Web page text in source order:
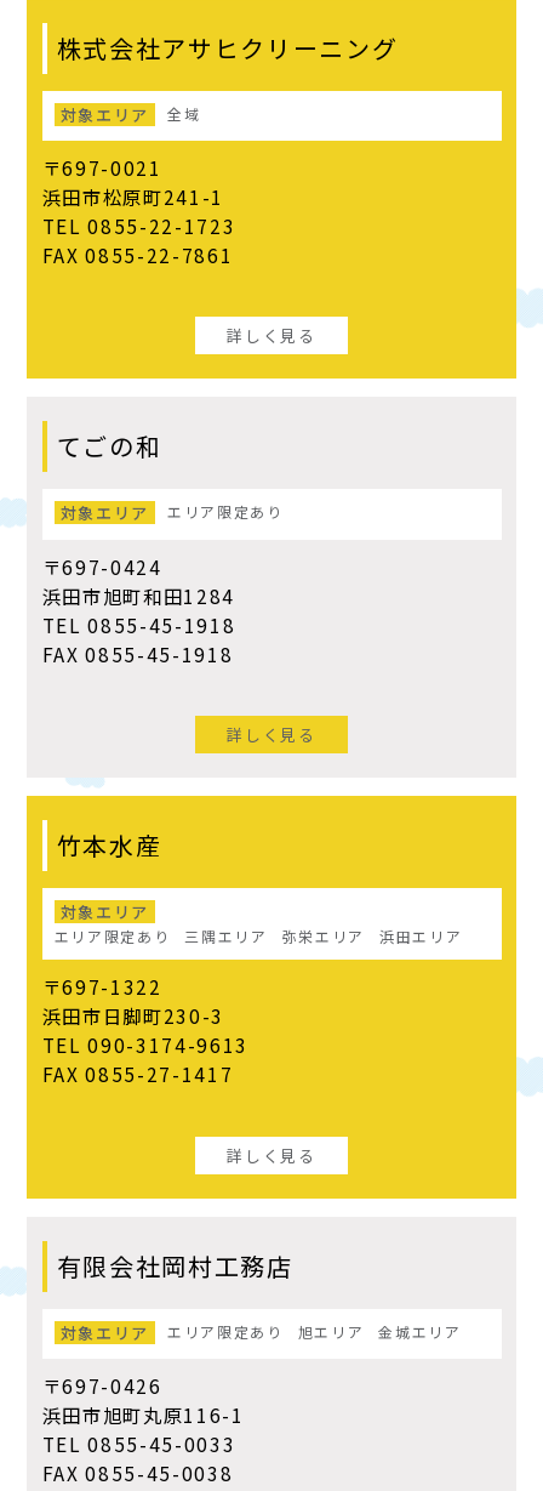
株式会社アサヒクリーニング
対象エリア 全域
〒697-0021
浜田市松原町241-1
TEL 0855-22-1723
FAX 0855-22-7861
詳しく見る
てごの和
対象エリア エリア限定あり
〒697-0424
浜田市旭町和田1284
TEL 0855-45-1918
FAX 0855-45-1918
詳しく見る
竹本水産
対象エリア
エリア限定あり 三隅エリア 弥栄エリア 浜田エリア
〒697-1322
浜田市日脚町230-3
TEL 090-3174-9613
FAX 0855-27-1417
詳しく見る
有限会社岡村工務店
対象エリア エリア限定あり 旭エリア 金城エリア
〒697-0426
浜田市旭町丸原116-1
TEL 0855-45-0033
FAX 0855-45-0038